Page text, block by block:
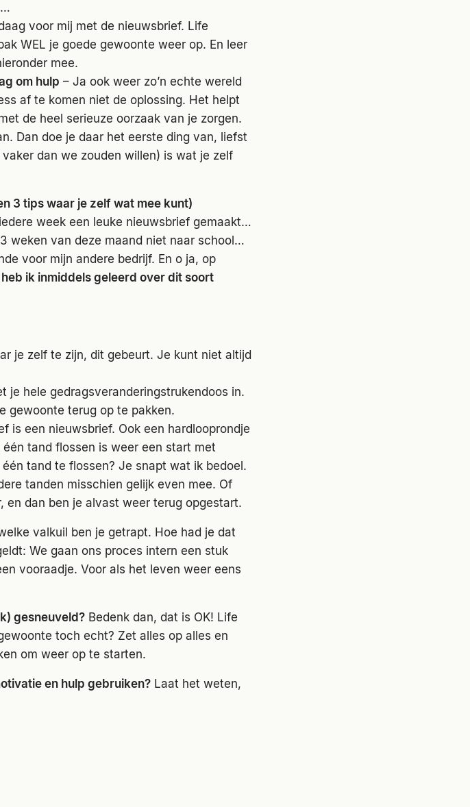
…
voor mij met de nieuwsbrief. Life
WEL je goede gewoonte weer op. En leer
mee.
om hulp – Ja ook weer zo’n echte wereld
af te komen niet de oplossing. Het helpt
de heel serieuze oorzaak van je zorgen.
Dan doe je daar het eerste ding van, liefst
dan we zouden willen) is wat je zelf
3 tips waar je zelf wat mee kunt)
week een leuke nieuwsbrief gemaakt…
weken van deze maand niet naar school…
voor mijn andere bedrijf. En o ja, op
ik inmiddels geleerd over dit soort
je zelf te zijn, dit gebeurt. Je kunt niet altijd
je hele gedragsveranderingstrukendoos in.
gewoonte terug op te pakken.
is een nieuwsbrief. Ook een hardlooprondje
tand flossen is weer een start met
tand te flossen? Je snapt wat ik bedoel.
tanden misschien gelijk even mee. Of
en dan ben je alvast weer terug opgestart.
valkuil ben je getrapt. Hoe had je dat
We gaan ons proces intern een stuk
vooraadje. Voor als het leven weer eens
gesneuveld? Bedenk dan, dat is OK! Life
toch echt? Zet alles op alles en
om weer op te starten.
en hulp gebruiken? Laat het weten,